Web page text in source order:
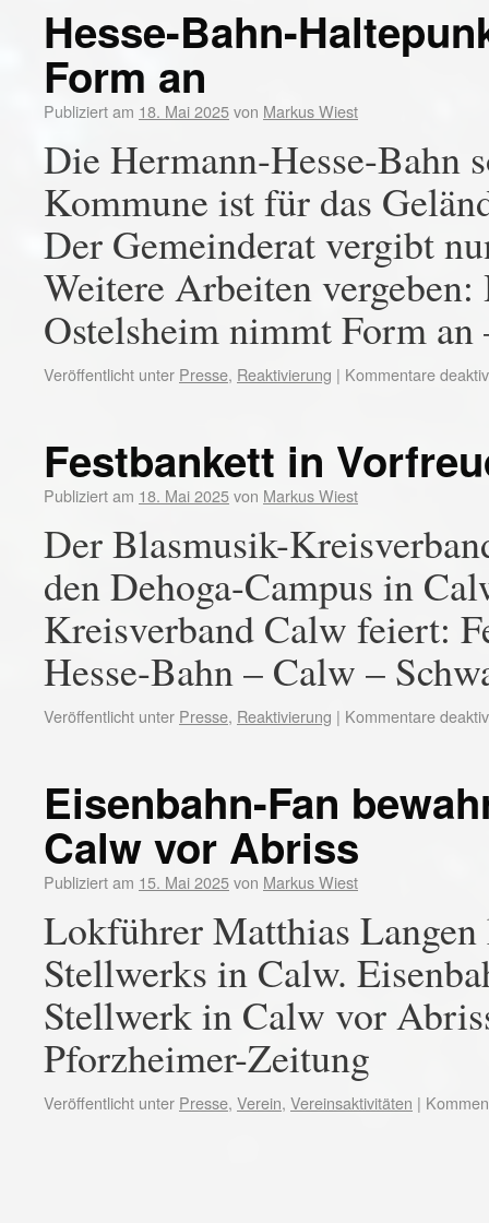
Hesse-Bahn-
Form an
Publiziert am 18. Mai 2025von Markus Wiest
Die Hermann-Hesse-Bahn
Kommune ist für das
Der Gemeinderat vergibt
Weitere Arbeiten
Ostelsheim nimmt Form
Veröffentlicht unter Presse, Reaktivierung | Kommentare
Festbankett in
Publiziert am 18. Mai 2025von Markus Wiest
Der Blasmusik-
den Dehoga-Campus in
Kreisverband Calw feiert:
Hesse-Bahn – Calw –
Veröffentlicht unter Presse, Reaktivierung | Kommentare
Eisenbahn-Fan
Calw vor Abriss
Publiziert am 15. Mai 2025von Markus Wiest
Lokführer Matthias
Stellwerks in Calw.
Stellwerk in Calw vor
Pforzheimer-Zeitung
Veröffentlicht unter Presse, Verein, Vereinsaktivitäten |